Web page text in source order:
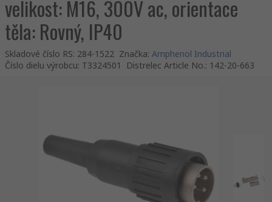
velikost: M16, 300V ac, orientace
těla: Rovný, IP40
Skladové číslo RS: 284-1522 Značka: Amphenol Industrial
Číslo dielu výrobcu: T3324501 Distrelec Article No.: 142-20-663